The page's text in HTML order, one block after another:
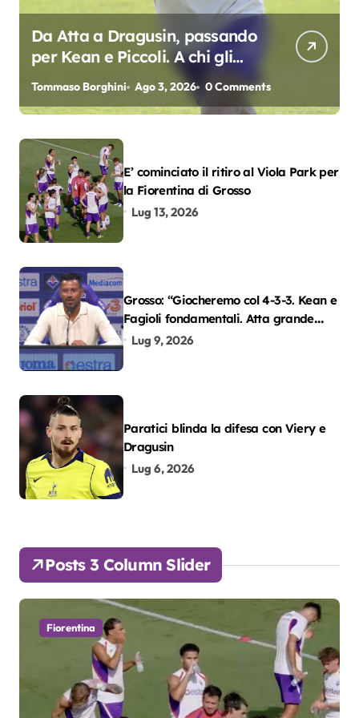
Da Atta a Dragusin, passando
per Kean e Piccoli. A chi gli
oscar del precampionato?
Tommaso Borghini Ago 3, 2026 0 Comments
E’ cominciato il ritiro al Viola Park per
la Fiorentina di Grosso
Lug 13, 2026
Grosso: “Giocheremo col 4-3-3. Kean e
Fagioli fondamentali. Atta grande
colpo”
Lug 9, 2026
Paratici blinda la difesa con Viery e
Dragusin
Lug 6, 2026
Posts 3 Column Slider
Fiorentina